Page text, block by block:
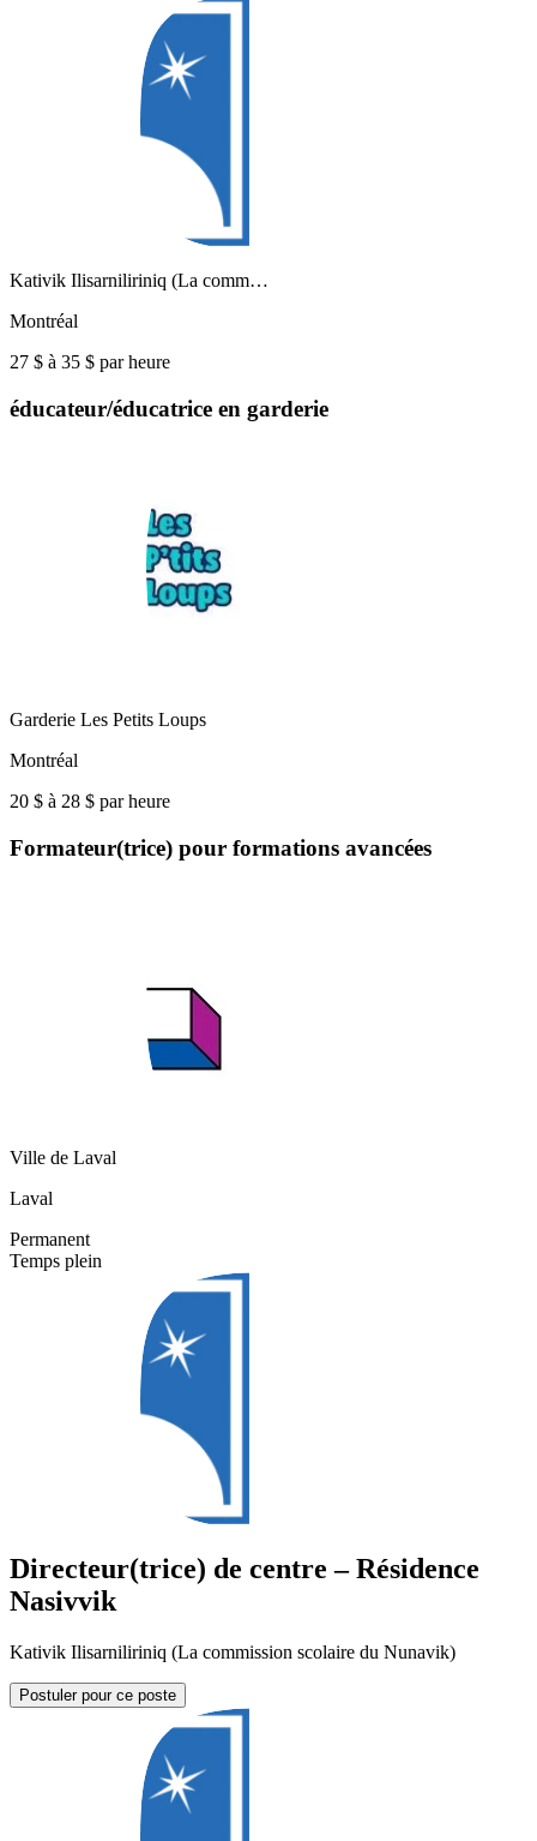
Kativik Ilisarniliriniq (La comm…
Montréal
27 $ à 35 $ par heure
éducateur/éducatrice en garderie
Garderie Les Petits Loups
Montréal
20 $ à 28 $ par heure
Formateur(trice) pour formations avancées
Ville de Laval
Laval
Permanent
Temps plein
Directeur(trice) de centre – Résidence
Nasivvik
Kativik Ilisarniliriniq (La commission scolaire du Nunavik)
Postuler pour ce poste